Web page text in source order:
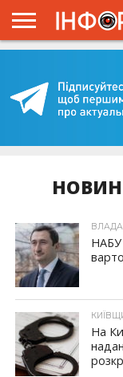
ПРОЄКТ
ВЛАДА
НАБУ
На